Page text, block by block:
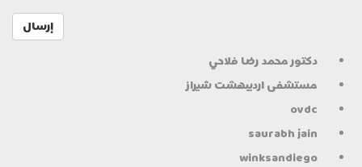
إرسال
دكتور محمد رضا فلاحي
مستشفى ارديبهشت شيراز
ovdc
saurabh jain
winksandiego